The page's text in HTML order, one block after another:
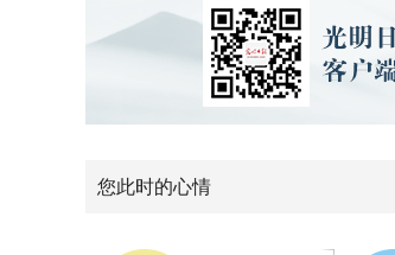
您此时的心情